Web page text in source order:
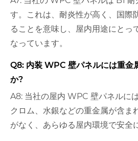
す。これは、耐炎性が高く、国際
ることを意味し、屋内用途にとっ
なっています。
Q8: 内装 WPC 壁パネルには重金
か?
A8: 当社の屋内 WPC 壁パネルに
クロム、水銀などの重金属が含ま
がなく、あらゆる屋内環境で安全